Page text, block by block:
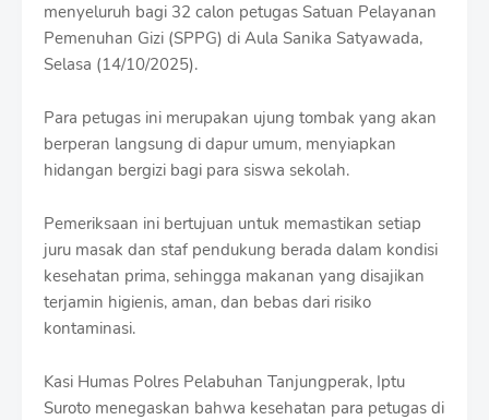
menyeluruh bagi 32 calon petugas Satuan Pelayanan
Pemenuhan Gizi (SPPG) di Aula Sanika Satyawada,
Selasa (14/10/2025).
Para petugas ini merupakan ujung tombak yang akan
berperan langsung di dapur umum, menyiapkan
hidangan bergizi bagi para siswa sekolah.
Pemeriksaan ini bertujuan untuk memastikan setiap
juru masak dan staf pendukung berada dalam kondisi
kesehatan prima, sehingga makanan yang disajikan
terjamin higienis, aman, dan bebas dari risiko
kontaminasi.
Kasi Humas Polres Pelabuhan Tanjungperak, Iptu
Suroto menegaskan bahwa kesehatan para petugas di
h
S
h
f
f
T
p
l
a
t
e
s